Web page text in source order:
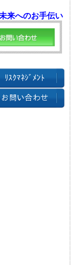
来へのお手伝い